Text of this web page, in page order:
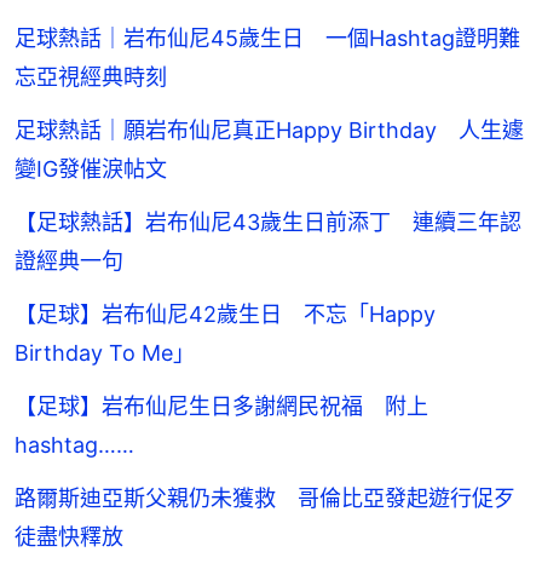
足球熱話｜岩布仙尼45歲生日 一個Hashtag證明難
忘亞視經典時刻
足球熱話｜願岩布仙尼真正Happy Birthday 人生遽
變IG發催淚帖文
【足球熱話】岩布仙尼43歲生日前添丁 連續三年認
證經典一句
【足球】岩布仙尼42歲生日 不忘「Happy
Birthday To Me」
【足球】岩布仙尼生日多謝網民祝福 附上
hashtag……
路爾斯迪亞斯父親仍未獲救 哥倫比亞發起遊行促歹
徒盡快釋放